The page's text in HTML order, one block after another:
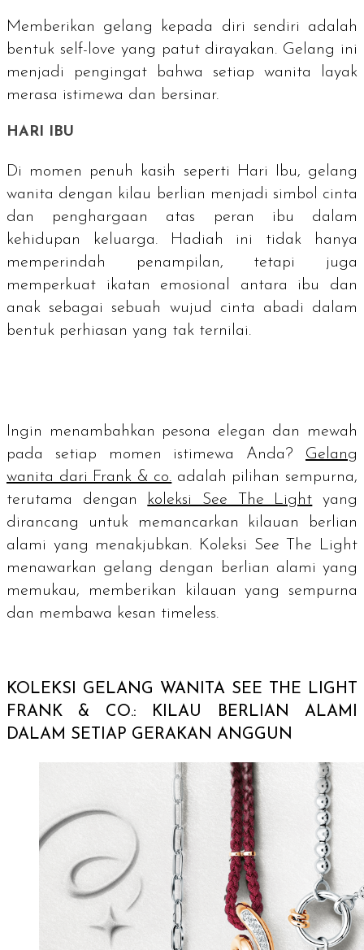
Memberikan gelang kepada diri sendiri adalah
bentuk self-love yang patut dirayakan. Gelang ini
menjadi pengingat bahwa setiap wanita layak
merasa istimewa dan bersinar.
HARI IBU
Di momen penuh kasih seperti Hari Ibu, gelang
wanita dengan kilau berlian menjadi simbol cinta
dan penghargaan atas peran ibu dalam
kehidupan keluarga. Hadiah ini tidak hanya
memperindah penampilan, tetapi juga
memperkuat ikatan emosional antara ibu dan
anak sebagai sebuah wujud cinta abadi dalam
bentuk perhiasan yang tak ternilai.
Ingin menambahkan pesona elegan dan mewah
pada setiap momen istimewa Anda? Gelang
wanita dari Frank & co. adalah pilihan sempurna,
terutama dengan koleksi See The Light yang
dirancang untuk memancarkan kilauan berlian
alami yang menakjubkan. Koleksi See The Light
menawarkan gelang dengan berlian alami yang
memukau, memberikan kilauan yang sempurna
dan membawa kesan timeless.
KOLEKSI GELANG WANITA SEE THE LIGHT
FRANK & CO.: KILAU BERLIAN ALAMI
DALAM SETIAP GERAKAN ANGGUN